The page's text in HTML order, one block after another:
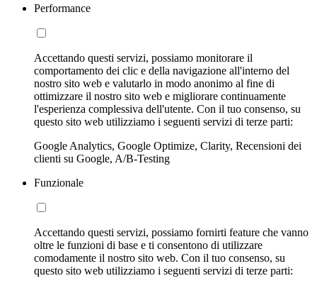
Performance
Accettando questi servizi, possiamo monitorare il
comportamento dei clic e della navigazione all'interno del
nostro sito web e valutarlo in modo anonimo al fine di
ottimizzare il nostro sito web e migliorare continuamente
l'esperienza complessiva dell'utente. Con il tuo consenso, su
questo sito web utilizziamo i seguenti servizi di terze parti:
Google Analytics, Google Optimize, Clarity, Recensioni dei
clienti su Google, A/B-Testing
Funzionale
Accettando questi servizi, possiamo fornirti feature che vanno
oltre le funzioni di base e ti consentono di utilizzare
comodamente il nostro sito web. Con il tuo consenso, su
questo sito web utilizziamo i seguenti servizi di terze parti: